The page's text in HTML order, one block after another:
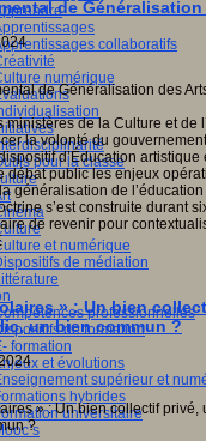
collaboratifs
numérique
pour la classe
et numérique
de médiation
professionnelles
de formation
formation
et évolutions
supérieur et
hybrides
universitaire
de
ministères de la Culture et de
la volonté du
d’Éducation artistique
débat public les enjeux
généralisation de
s’est construite durant
de revenir pour
» : Un bien
un bien commun ?